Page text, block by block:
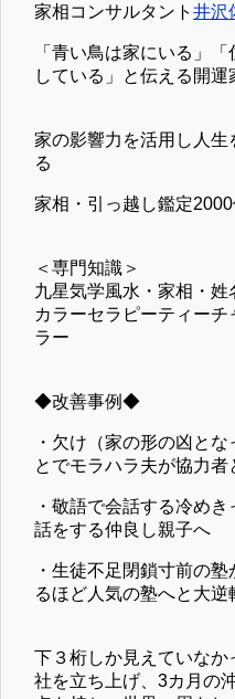
家相コンサルタント 井沢
「青い鳥は家にいる」
している」と伝える開運
家の影響力を活用し人生
る
家相・引っ越し鑑定2000
＜専門知識＞
九星気学風水・家相・
カラーセラピーティー
ラー
◆改善事例◆
・欠け（家の形の凶と
とでモラハラ夫が協力者
・敬語で会話する冷め
話をする仲良し親子へ
・生徒不足閉鎖寸前の
るほど人気の塾へと大逆
下３桁しか見えていな
社を立ち上げ、3カ月の